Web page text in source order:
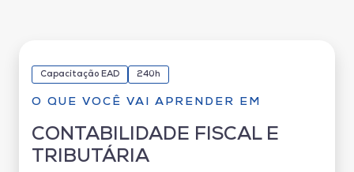
Capacitação EAD 240h
O QUE VOCÊ VAI APRENDER EM
CONTABILIDADE FISCAL E
TRIBUTÁRIA